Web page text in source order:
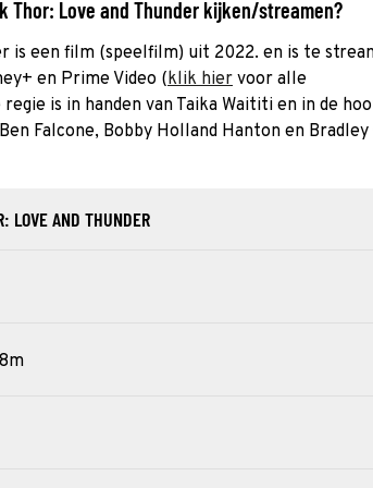
Thor: Love and Thunder kijken/streamen?
is een film (speelfilm) uit 2022. en is te
en Prime Video (klik hier voor alle
is in handen van Taika Waititi en in de
Falcone, Bobby Holland Hanton en Bradley
LOVE AND THUNDER